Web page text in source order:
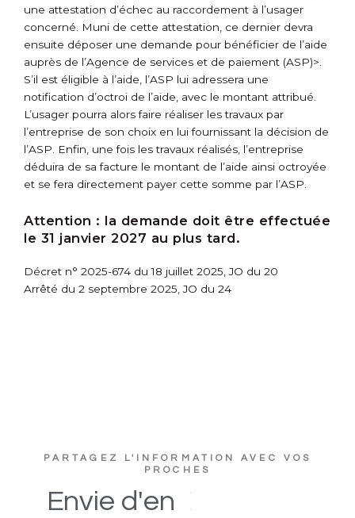
une attestation d’échec au raccordement à l’usager
concerné. Muni de cette attestation, ce dernier devra
ensuite déposer une demande pour bénéficier de l’aide
auprès de l’Agence de services et de paiement (ASP)>.
S’il est éligible à l’aide, l’ASP lui adressera une
notification d’octroi de l’aide, avec le montant attribué.
L’usager pourra alors faire réaliser les travaux par
l’entreprise de son choix en lui fournissant la décision de
l’ASP. Enfin, une fois les travaux réalisés, l’entreprise
déduira de sa facture le montant de l’aide ainsi octroyée
et se fera directement payer cette somme par l’ASP.
Attention : la demande doit être effectuée
le 31 janvier 2027 au plus tard.
Décret n° 2025-674 du 18 juillet 2025, JO du 20
Arrêté du 2 septembre 2025, JO du 24
PARTAGEZ L'INFORMATION AVEC VOS
PROCHES
Envie d'en D